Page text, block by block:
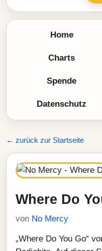
Home
Charts
Spende
Datenschutz
← zurück zur Startseite
Where Do
von No Mercy
„Where Do You Go“